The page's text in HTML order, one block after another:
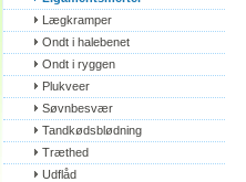
Lægkramper
Ondt i halebenet
Ondt i ryggen
Plukveer
Søvnbesvær
Tandkødsblødning
Træthed
Udflåd